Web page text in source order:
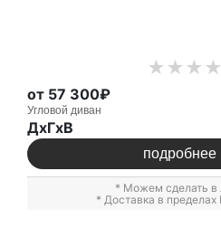
от 57 300₽
Угловой диван
ДxГxВ
подробнее
* Можем сделать в
* Доставка в